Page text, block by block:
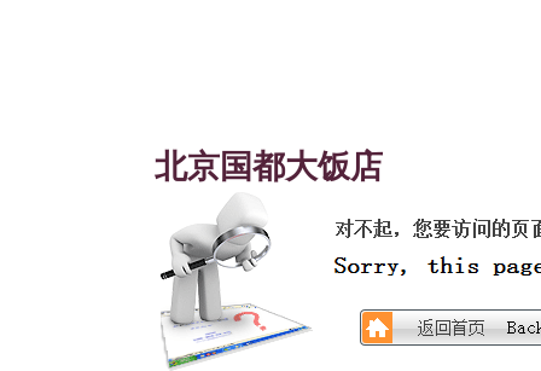
北京国都大饭店